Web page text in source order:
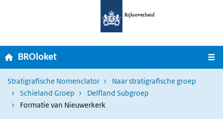
Overslaan en naar de inhoud gaan
Rijksoverheid
Home
BROloket
Stratigrafische Nomenclator
Naar stratigrafische groep
Schieland Groep
Delfland Subgroep
Formatie van Nieuwerkerk